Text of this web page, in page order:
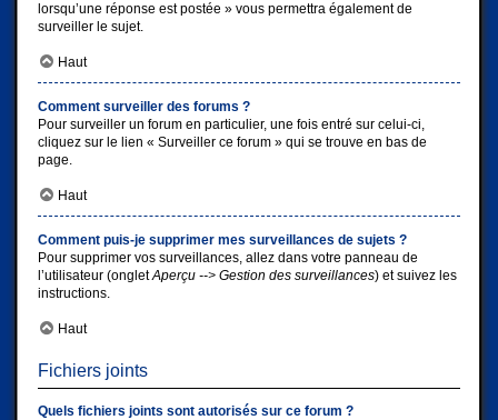
lorsqu’une réponse est postée » vous permettra également de
surveiller le sujet.
Haut
Comment surveiller des forums ?
Pour surveiller un forum en particulier, une fois entré sur celui-ci,
cliquez sur le lien « Surveiller ce forum » qui se trouve en bas de
page.
Haut
Comment puis-je supprimer mes surveillances de sujets ?
Pour supprimer vos surveillances, allez dans votre panneau de
l’utilisateur (ongletAperçu --> Gestion des surveillances) et suivez les
instructions.
Haut
Fichiers joints
Quels fichiers joints sont autorisés sur ce forum ?